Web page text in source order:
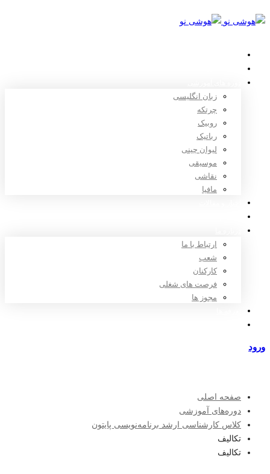
زبان انگلیسی
چرتکه
روبیک
رباتیک
لیوان چینی
موسیقی
نقاشی
مافیا
ارتباط با ما
شعب
کارکنان
فرصت های شغلی
مجوز ها
ورود
صفحه اصلی
دوره‌های آموزشی
کلاس کارشناسی ارشد برنامه‌نویسی پایتون
تکالیف
تکالیف